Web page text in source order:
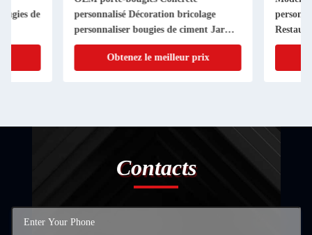
personnalisé Décoration bricolage
personnaliser bougies de ciment Jar
Pot
Obtenez le meilleur prix
personnalisé des
Restaurant
Décoration de la
Contacts